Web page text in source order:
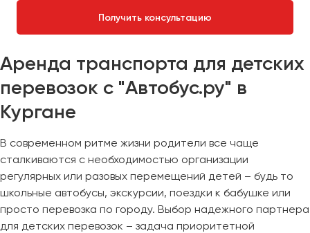
Получить консультацию
Аренда транспорта для детских
перевозок с "Автобус.ру" в
Кургане
В современном ритме жизни родители все чаще
сталкиваются с необходимостью организации
регулярных или разовых перемещений детей – будь то
школьные автобусы, экскурсии, поездки к бабушке или
просто перевозка по городу. Выбор надежного партнера
для детских перевозок – задача приоритетной